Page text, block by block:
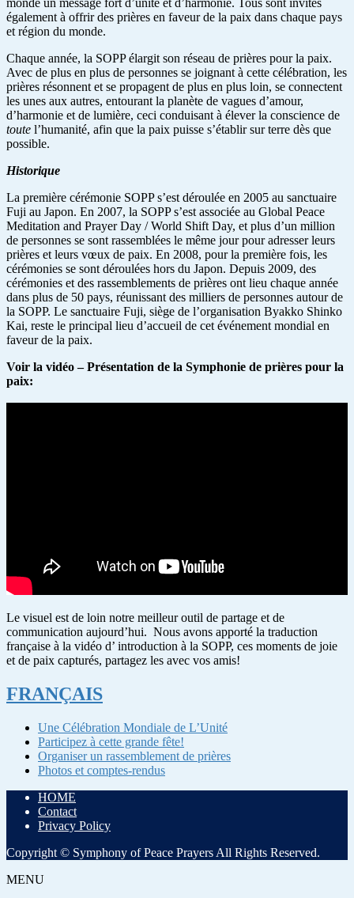
également à offrir des prières en faveur de la paix dans chaque pays
et région du monde.
Chaque année, la SOPP élargit son réseau de prières pour la paix.
Avec de plus en plus de personnes se joignant à cette célébration, les
prières résonnent et se propagent de plus en plus loin, se connectent
les unes aux autres, entourant la planète de vagues d’amour,
d’harmonie et de lumière, ceci conduisant à élever la conscience de
toute l’humanité, afin que la paix puisse s’établir sur terre dès que
possible.
Historique
La première cérémonie SOPP s’est déroulée en 2005 au sanctuaire
Fuji au Japon. En 2007, la SOPP s’est associée au Global Peace
Meditation and Prayer Day / World Shift Day, et plus d’un million
de personnes se sont rassemblées le même jour pour adresser leurs
prières et leurs vœux de paix. En 2008, pour la première fois, les
cérémonies se sont déroulées hors du Japon. Depuis 2009, des
cérémonies et des rassemblements de prières ont lieu chaque année
dans plus de 50 pays, réunissant des milliers de personnes autour de
la SOPP. Le sanctuaire Fuji, siège de l’organisation Byakko Shinko
Kai, reste le principal lieu d’accueil de cet événement mondial en
faveur de la paix.
Voir la vidéo – Présentation de la Symphonie de prières pour la
paix:
Le visuel est de loin notre meilleur outil de partage et de
communication aujourd’hui. Nous avons apporté la traduction
française à la vidéo d’ introduction à la SOPP, ces moments de joie
et de paix capturés, partagez les avec vos amis!
FRANÇAIS
Une Célébration Mondiale de L’Unité
Participez à cette grande fête!
Organiser un rassemblement de prières
Photos et comptes-rendus
HOME
Contact
Privacy Policy
Copyright © Symphony of Peace Prayers All Rights Reserved.
MENU